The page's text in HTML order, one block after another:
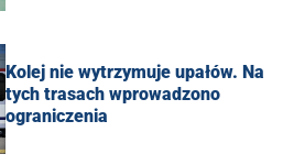
Kolej nie wytrzymuje upałów. Na
tych trasach wprowadzono
ograniczenia